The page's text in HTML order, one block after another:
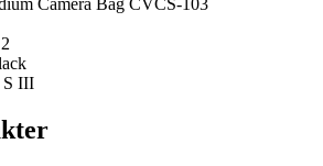
Camera Bag CVCS-103
S III